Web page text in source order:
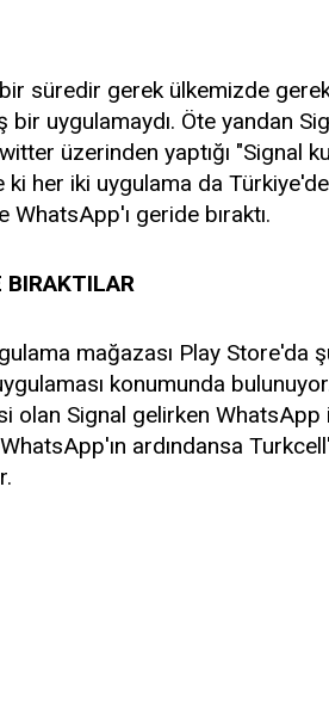
süredir gerek ülkemizde
bir uygulamaydı. Öte yandan
üzerinden yaptığı "Signal
ki her iki uygulama da
WhatsApp'ı geride bıraktı.
BIRAKTILAR
mağazası Play Store'da
konumunda
olan Signal gelirken WhatsApp
ardındansa